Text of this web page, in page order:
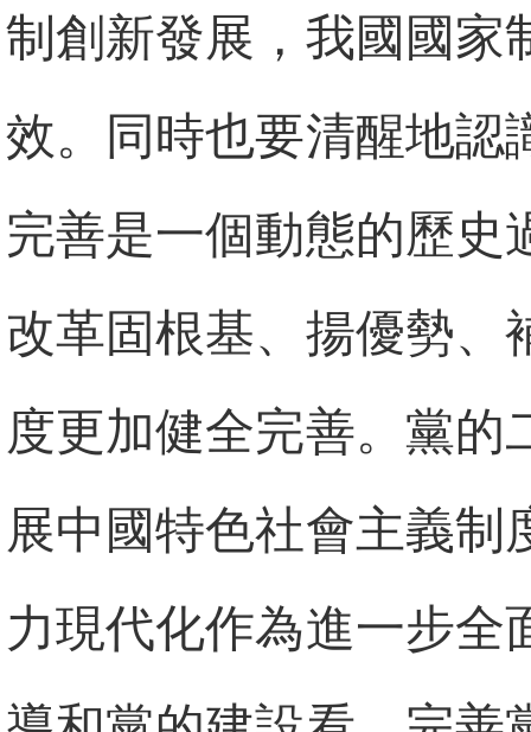
制創新發展，我國國家
效。同時也要清醒地認
完善是一個動態的歷史
改革固根基、揚優勢、
度更加健全完善。黨的
展中國特色社會主義制
力現代化作為進一步全